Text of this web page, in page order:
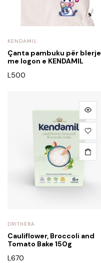
KENDAMIL
Çanta pambuku për blerje
me logon e KENDAMIL
L500
DRITHËRA
Cauliflower, Broccoli and
Tomato Bake 150g
L670